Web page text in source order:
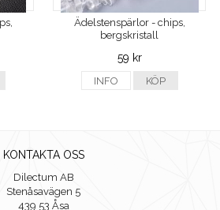
Ädelstenspärlor - chips,
bergskristall
59 kr
INFO KÖP
KONTAKTA OSS
Dilectum AB
Stenåsavägen 5
439 53 Åsa